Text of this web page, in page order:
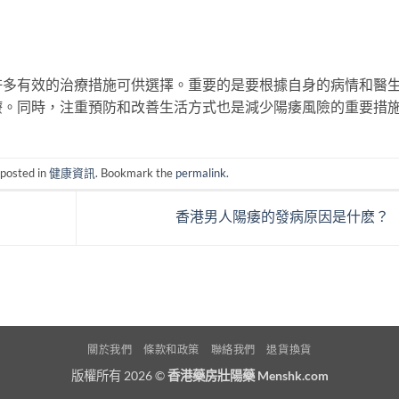
有效的治療措施可供選擇。重要的是要根據自身的病情和醫
同時，注重預防和改善生活方式也是減少陽痿風險的重要措
in健康資訊. Bookmark the permalink.
香港男人陽痿的發病原因是什麽？
關於我們 條款和政策 聯絡我們 退貨換貨
版權所有 2026 ©香港藥房壯陽藥 Menshk.com